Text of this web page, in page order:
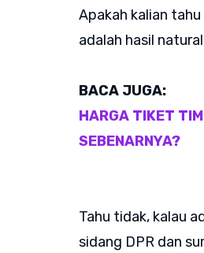
Apakah kalian
adalah hasil
BACA JUGA:
HARGA TIKET
SEBENARNYA?
Tahu tidak, kalau
sidang DPR dan